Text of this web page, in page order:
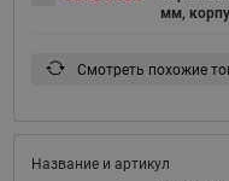
мм,
Смотреть похожие